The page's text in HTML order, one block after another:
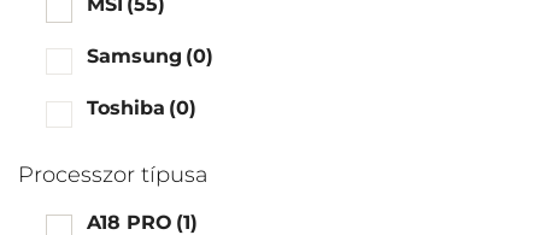
Samsung (0)
Toshiba (0)
Processzor típusa
A18 PRO (1)